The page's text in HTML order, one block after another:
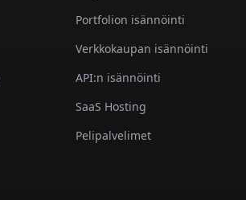
Portfolion isännöinti
Verkkokaupan isännöinti
API:n isännöinti
SaaS Hosting
Pelipalvelimet